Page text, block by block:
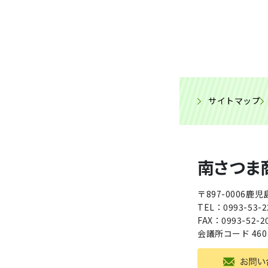
サイトマップ
南さつま
〒897-0006鹿児
TEL：0993-53-
FAX：0993-52-
会議所コード